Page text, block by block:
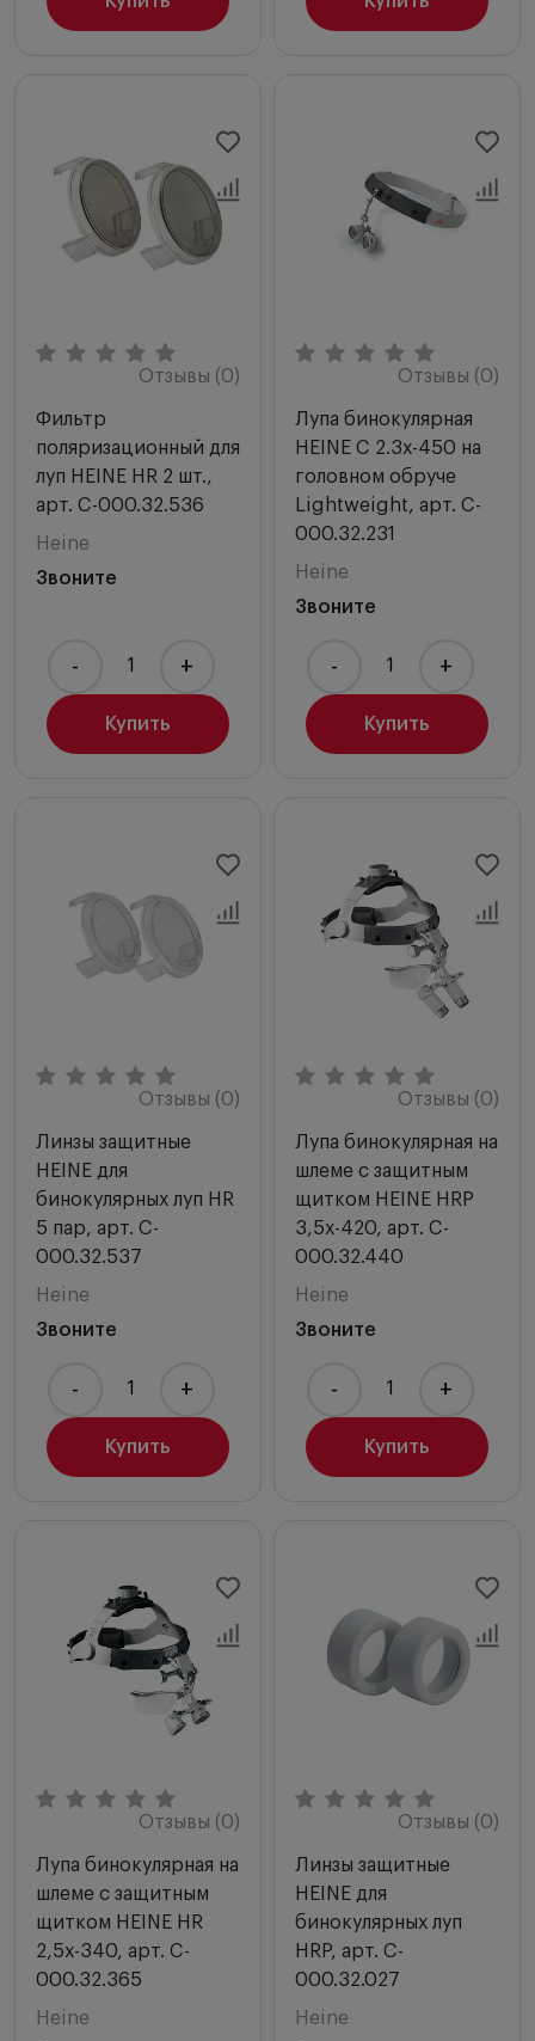
Отзывы (0)
Фильтр
поляризационный для
луп HEINE HR 2 шт.,
арт. C-000.32.536
Heine
Звоните
Купить
- +
Отзывы (0)
Лупа бинокулярная
HEINE C 2.3х-450 на
головном обруче
Lightweight, арт. C-
000.32.231
Heine
Звоните
Купить
- +
Отзывы (0)
Линзы защитные
HEINE для
бинокулярных луп HR
5 пар, арт. C-
000.32.537
Heine
Звоните
Купить
- +
Отзывы (0)
Лупа бинокулярная на
шлеме с защитным
щитком HEINE HRP
3,5х-420, арт. C-
000.32.440
Heine
Звоните
Купить
- +
Отзывы (0)
Лупа бинокулярная на
шлеме с защитным
щитком HEINE HR
2,5х-340, арт. C-
000.32.365
Heine
Отзывы (0)
Линзы защитные
HEINE для
бинокулярных луп
HRP, арт. C-
000.32.027
Heine